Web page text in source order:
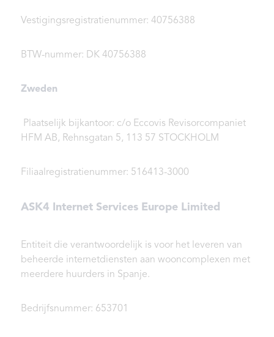
Vestigingsregistratienummer: 40756388
BTW-nummer: DK 40756388
Zweden
Plaatselijk bijkantoor: c/o Eccovis Revisorcompaniet
HFM AB, Rehnsgatan 5, 113 57 STOCKHOLM
Filiaalregistratienummer: 516413-3000
ASK4 Internet Services Europe Limited
Entiteit die verantwoordelijk is voor het leveren van
beheerde internetdiensten aan wooncomplexen met
meerdere huurders in Spanje.
Bedrijfsnummer: 653701